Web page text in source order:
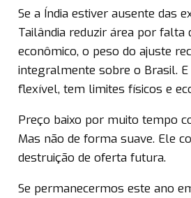
Se a Índia estiver ausente das
Tailândia reduzir área por falta
econômico, o peso do ajuste
integralmente sobre o Brasil.
flexível, tem limites físicos e
Preço baixo por muito tempo
Mas não de forma suave. Ele
destruição de oferta futura.
Se permanecermos este ano